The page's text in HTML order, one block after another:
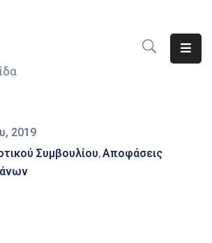
2019
Συμβουλίου‚Αποφάσεις